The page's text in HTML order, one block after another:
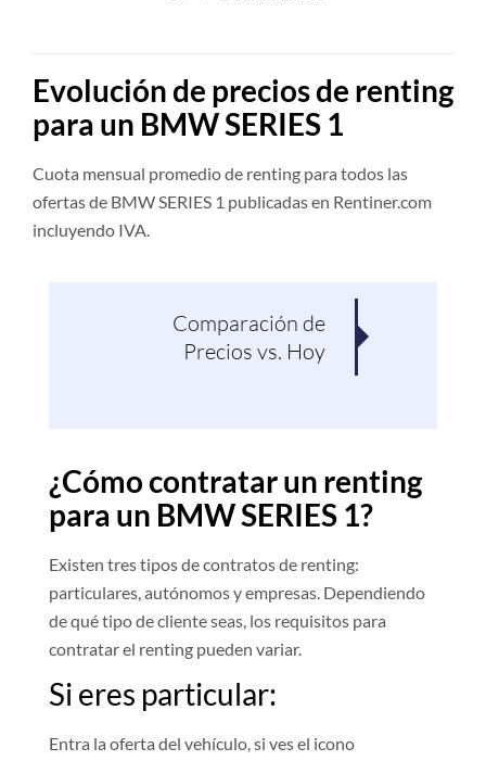
Evolución de precios de renting
para un BMW SERIES 1
Cuota mensual promedio de renting para todos las
ofertas de BMW SERIES 1 publicadas en Rentiner.com
incluyendo IVA.
Comparación de
Precios vs. Hoy
¿Cómo contratar un renting
para un BMW SERIES 1?
Existen tres tipos de contratos de renting:
particulares, autónomos y empresas. Dependiendo
de qué tipo de cliente seas, los requisitos para
contratar el renting pueden variar.
Si eres particular:
Entra la oferta del vehículo, si ves el icono